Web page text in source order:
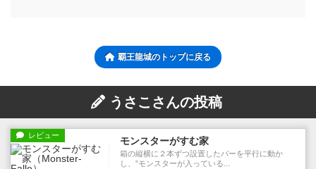
覇王龍城のトップに戻る
うさこさんの投稿
レビュー モンスターがすむ家
箱の縦横に２本ずつ設置したバーを平行に動か
し、”モンスターが入っている...